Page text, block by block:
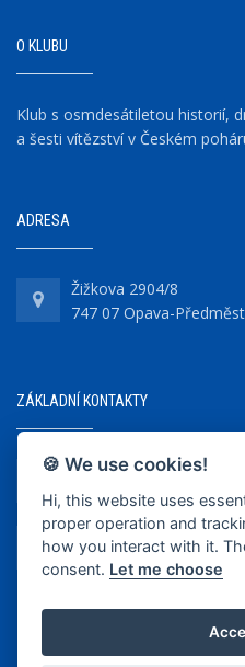
O KLUBU
Klub s osmdesátiletou historií,
a šesti vítězství v Českém
ADRESA
Žižkova 2904/8
747 07 Opava-
ZÁKLADNÍ KONTAKTY
+420 737 218 679
info@bkopava.cz
www.bkopava.cz
🍪 We use cookies!
Hi, this website uses
proper operation and
how you interact with it.
consent. Let me choose